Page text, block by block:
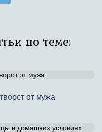
по теме:
от мужа